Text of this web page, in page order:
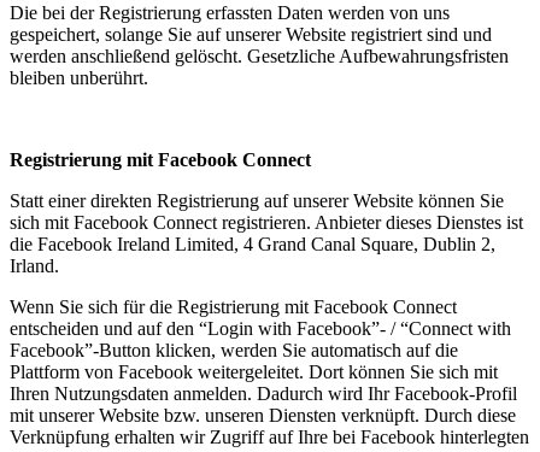
Die bei der Registrierung erfassten Daten werden von uns
gespeichert, solange Sie auf unserer Website registriert sind und
werden anschließend gelöscht. Gesetzliche Aufbewahrungsfristen
bleiben unberührt.
Registrierung mit Facebook Connect
Statt einer direkten Registrierung auf unserer Website können Sie
sich mit Facebook Connect registrieren. Anbieter dieses Dienstes ist
die Facebook Ireland Limited, 4 Grand Canal Square, Dublin 2,
Irland.
Wenn Sie sich für die Registrierung mit Facebook Connect
entscheiden und auf den “Login with Facebook”- / “Connect with
Facebook”-Button klicken, werden Sie automatisch auf die
Plattform von Facebook weitergeleitet. Dort können Sie sich mit
Ihren Nutzungsdaten anmelden. Dadurch wird Ihr Facebook-Profil
mit unserer Website bzw. unseren Diensten verknüpft. Durch diese
Verknüpfung erhalten wir Zugriff auf Ihre bei Facebook hinterlegten